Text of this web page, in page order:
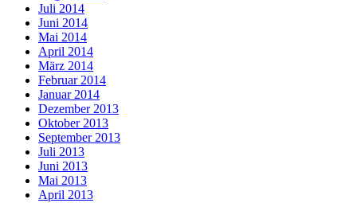
Juli 2014
Juni 2014
Mai 2014
April 2014
März 2014
Februar 2014
Januar 2014
Dezember 2013
Oktober 2013
September 2013
Juli 2013
Juni 2013
Mai 2013
April 2013